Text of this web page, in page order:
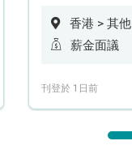
香港 > 其他
薪金面議
刊登於 1日前